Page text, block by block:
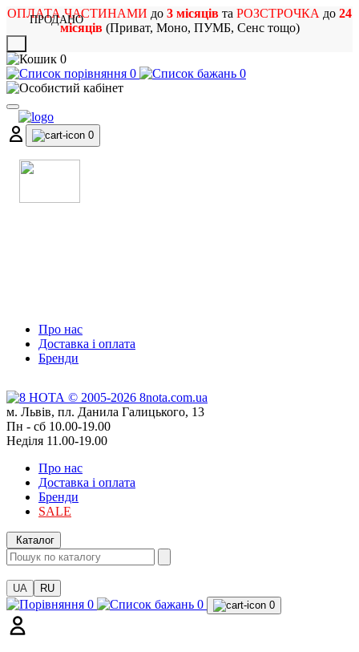
ОПЛАТА ЧАСТИНАМИ до 3 місяців та РОЗСТРОЧКА до 24
місяців(Приват, Моно, ПУМБ, Сенс тощо)
0
0
0
0
Про нас
Доставка і оплата
Бренди
м. Львів, пл. Данила Галицького, 13
Пн - сб 10.00-19.00
Неділя 11.00-19.00
Про нас
Доставка і оплата
Бренди
SALE
Каталог
UA RU
0 0 0
ПРОДАНО